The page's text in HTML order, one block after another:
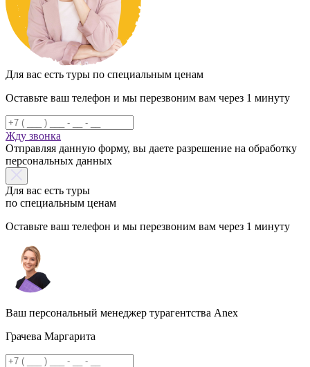
Для вас есть туры по специальным ценам
Оставьте ваш телефон и мы перезвоним вам через 1 минуту
Жду звонка
Отправляя данную форму, вы даете разрешение на обработку
персональных данных
Для вас есть туры
по специальным ценам
Оставьте ваш телефон и мы перезвоним вам через 1 минуту
Ваш персональный менеджер турагентства Anex
Грачева Маргарита